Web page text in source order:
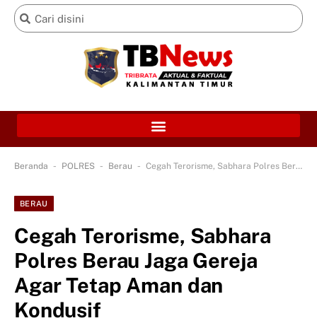
Beranda - POLRES - Berau - Cegah Terorisme, Sabhara Polres Berau Jaga Gereja Agar Tetap Aman dan Kondusif
BERAU
Cegah Terorisme, Sabhara
Polres Berau Jaga Gereja
Agar Tetap Aman dan
Kondusif